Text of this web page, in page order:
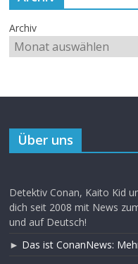
Archiv
Über uns
Detektiv Conan, Kaito Kid
dich seit 2008 mit News
und auf Deutsch!
► Das ist ConanNews: